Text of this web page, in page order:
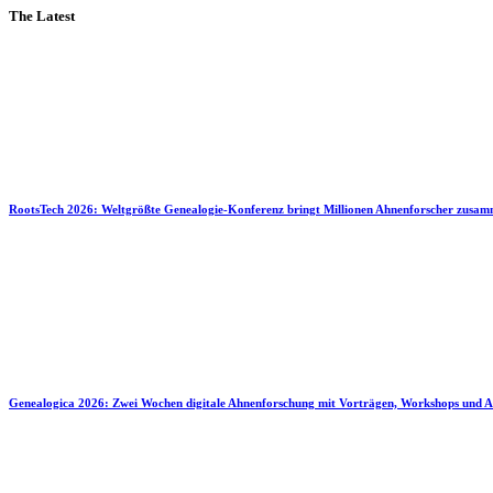
The Latest
RootsTech 2026: Weltgrößte Genealogie-Konferenz bringt Millionen Ahnenforscher
Genealogica 2026: Zwei Wochen digitale Ahnenforschung mit Vorträgen, Workshops und